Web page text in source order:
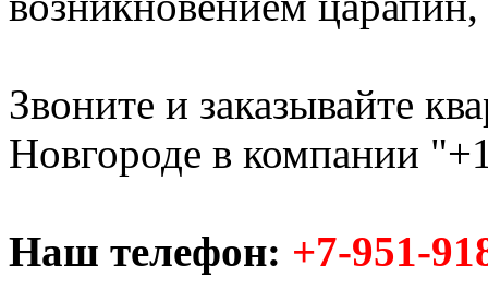
Звоните и заказывайте
Новгороде в компании
Наш телефон: +7-951-